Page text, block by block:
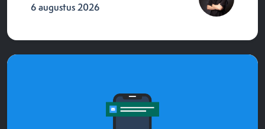
6 augustus 2026